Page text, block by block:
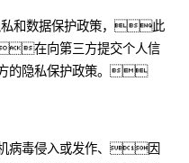
私和数据保护政策，此
在向第三方提交个人信
的隐私保护政策。
病毒侵入或发作、因